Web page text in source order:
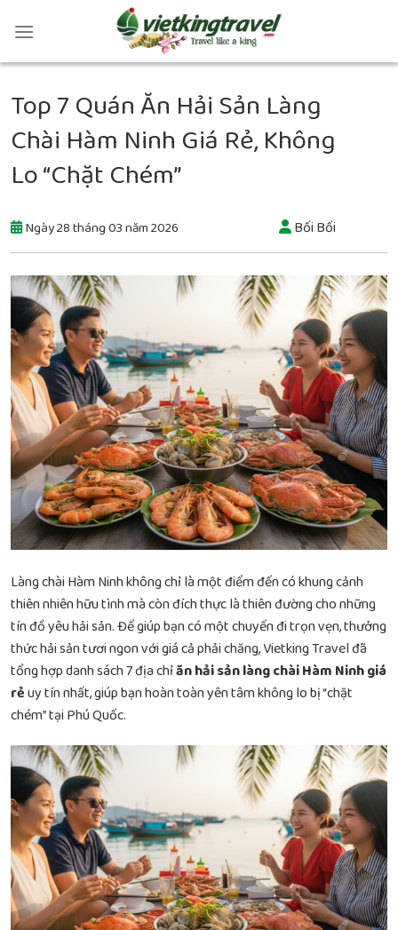
Top 7 Quán Ăn Hải Sản Làng
Chài Hàm Ninh Giá Rẻ, Không
Lo “Chặt Chém”
Ngày 28 tháng 03 năm 2026 Bối Bối
Làng chài Hàm Ninh không chỉ là một điểm đến có khung cảnh
thiên nhiên hữu tình mà còn đích thực là thiên đường cho những
tín đồ yêu hải sản. Để giúp bạn có một chuyến đi trọn vẹn, thưởng
thức hải sản tươi ngon với giá cả phải chăng, Vietking Travel đã
tổng hợp danh sách 7 địa chỉăn hải sản làng chài Hàm Ninh giá
rẻuy tín nhất, giúp bạn hoàn toàn yên tâm không lo bị “chặt
chém” tại Phú Quốc.